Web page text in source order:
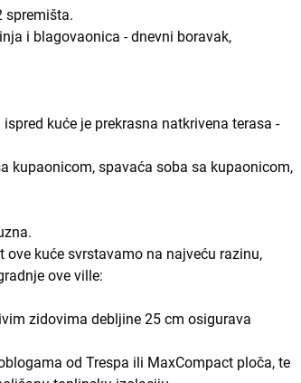
spremišta.
i blagovaonica - dnevni boravak,
kuće je prekrasna natkrivena terasa -
kupaonicom, spavaća soba sa kupaonicom,
kuće svrstavamo na najveću razinu,
ove ville:
zidovima debljine 25 cm osigurava
od Trespa ili MaxCompact ploča, te